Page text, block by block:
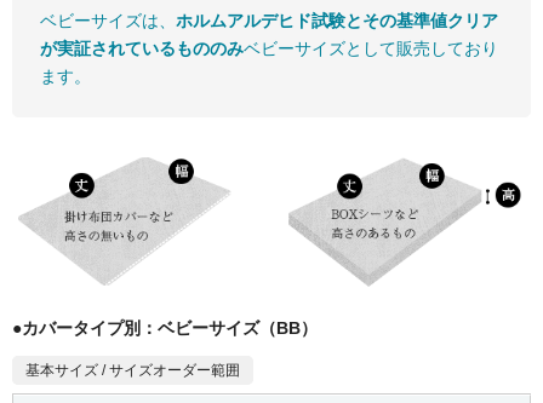
ベビーサイズは、 ホルムアルデヒド試験とその基準値クリア
が実証されているもののみベビーサイズとして販売しており
ます。
●カバータイプ別：ベビーサイズ（BB）
基本サイズ / サイズオーダー範囲